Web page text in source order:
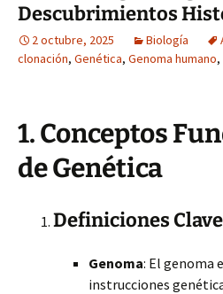
Descubrimientos
2 octubre, 2025 Biología
clonación, Genética, Genoma humano,
1. Conceptos
de Genética
Definiciones Clave
Genoma: El genoma
instrucciones